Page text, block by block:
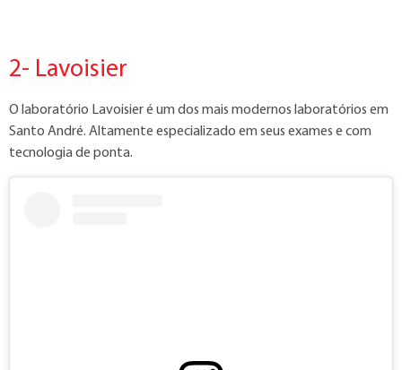
2- Lavoisier
O laboratório Lavoisier é um dos mais modernos laboratórios em
Santo André. Altamente especializado em seus exames e com
tecnologia de ponta.